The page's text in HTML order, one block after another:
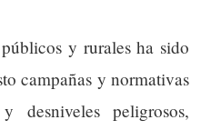
y rurales ha sido
campañas y normativas
peligrosos,